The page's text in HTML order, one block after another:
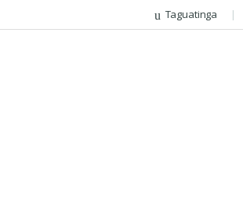
Taguatinga